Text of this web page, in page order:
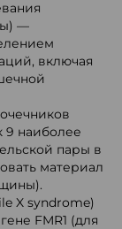
—
включая
9 наиболее
пары в
материал
X syndrome)
FMR1 (для